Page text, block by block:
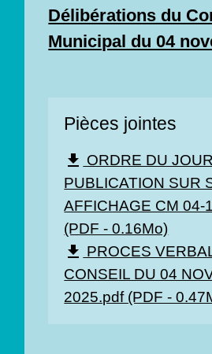
Délibérations du
Municipal du 04
Pièces jointes
file_download ORDRE DU JOUR
PUBLICATION SUR
AFFICHAGE CM 04-
(PDF - 0.16Mo)
file_download PROCES
CONSEIL DU 04
2025.pdf (PDF -